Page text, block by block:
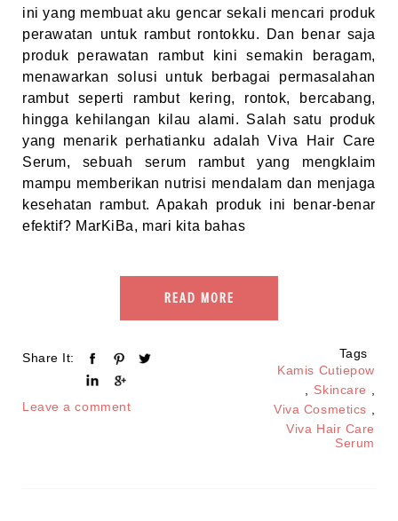
ini yang membuat aku gencar sekali mencari produk
perawatan untuk rambut rontokku. Dan benar saja
produk perawatan rambut kini semakin beragam,
menawarkan solusi untuk berbagai permasalahan
rambut seperti rambut kering, rontok, bercabang,
hingga kehilangan kilau alami. Salah satu produk
yang menarik perhatianku adalah Viva Hair Care
Serum, sebuah serum rambut yang mengklaim
mampu memberikan nutrisi mendalam dan menjaga
kesehatan rambut. Apakah produk ini benar-benar
efektif? MarKiBa, mari kita bahas
READ MORE
Share It:
Leave a comment
Tags
Kamis Cutiepow
, Skincare ,
Viva Cosmetics ,
Viva Hair Care
Serum